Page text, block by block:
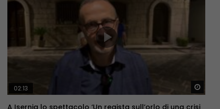
02:13